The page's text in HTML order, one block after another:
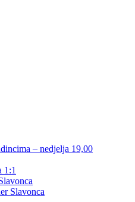
– nedjelja 19,00
1:1
Slavonca